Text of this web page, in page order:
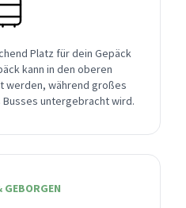
Platz für dein Gepäck
kann in den oberen
werden, während großes
Busses untergebracht wird.
GEBORGEN